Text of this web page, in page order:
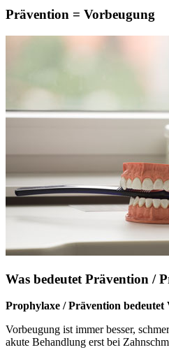
Prävention = Vorbeugung
Was bedeutet Prävention /
Prophylaxe / Prävention bedeutet
Vorbeugung ist immer besser,
akute Behandlung erst bei